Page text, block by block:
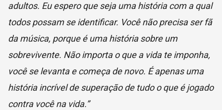
adultos. Eu espero que seja uma história com a qual
todos possam se identificar. Você não precisa ser fã
da música, porque é uma história sobre um
sobrevivente. Não importa o que a vida te imponha,
você se levanta e começa de novo. É apenas uma
história incrível de superação de tudo o que é jogado
contra você na vida.”